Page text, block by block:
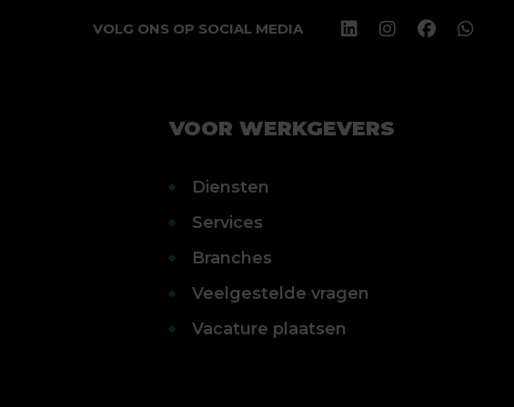
VOLG ONS OP SOCIAL MEDIA
VOOR WERKGEVERS
Diensten
Services
Branches
Veelgestelde vragen
Vacature plaatsen